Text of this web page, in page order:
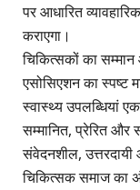
पर आधारित
कराएगा।
चिकित्सकों का
एसोसिएशन का स्पष्ट
स्वास्थ्य उपलब्धियां
सम्मानित, प्रेरित और
संवेदनशील,
चिकित्सक समाज का